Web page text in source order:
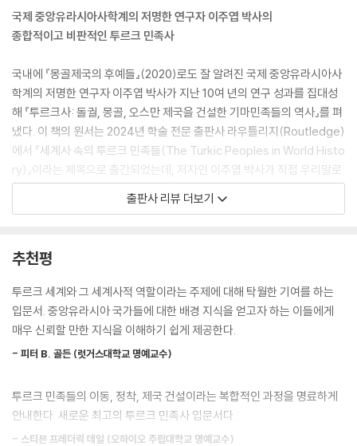
계의 최신 연구 성과를 폭넓게 활용했다. 각 분야의 전문가들이 발표한 최
근의 연구 결과를 참조했으며, 특히 유전학 분야의 최신 성과를 적극 반영
형성과 관련된 여러 난제에 실마리를 제공한다). 또한 『투르크사』는 기존
국내 문헌에서는 접하기 어려웠던 다양한 1차 사료를 소개한다. 예컨대, 하
자르 제국의 역사를 요약한 ‘요셉의 서신’, 불가르·하자르·오구즈 유목민의
관습을 기술한 이븐 파들란의 여행기, 차가타이인의 기원을 다룬 루이 곤
살레스 데 클라비호의 티무르 제국 방문기와 같은 주요 1차 사료 발췌문을
수록했는데, 일반 독자는 물론 역사 전공자에게도 유용한 자료가 될 것이
다.
--- 「한국어판 서문」 중에서
단에서 기원한 단일 민족, 단일 언어 집단이 아니었다. 이에 따라 이 책은
아닌, 오랜 기간에 걸쳐 진행된 융합과 통합의 과정으로 서술한다. 또한 투
르크 민족들을 단순히 시대적 기준이나 지리적 기준에 따라 분류하지 않고
저마다의 독자적 기원과 개별 정체성에 초점을 맞추어 범주화한다. 이러한
접근 방식을 통해 투르크 민족들의 역사를 개관하는 동시에 투르크 정체성
--- 「서론」 중에서
돌궐은 최초의 ‘투르크계’ 유목 제국을 수립한 민족이다. 이들은 철륵과 구
국제 중앙유라시아사학계의 저명한 연구자 이주엽 박사의
종합적이고 비판적인 투르크 민족사
국내에 『몽골제국의 후예들』(2020)로도 잘 알려진 국제 중앙유라시아사
학계의 저명한 연구자 이주엽 박사가 지난 10여 년의 연구 성과를 집대성
해 『투르크사: 돌궐, 몽골, 오스만 제국을 건설한 기마민족들의 역사』를 펴
냈다. 이 책의 원서는 2024년 학술 전문 출판사 라우틀리지(Routledge)
에서 『세계사 속의 투르크 민족들(The Turkic Peoples in World Histo
ry)』이라는 제목으로 출간되었는데, 저자인 이주엽 박사가 직접 우리말로
번역하면서 많은 부분을 추가·보완했다. 즉 이 책 『투르크사』는 사실상 한
국어로 쓴 개정증보판에 해당한다.
영향을 미쳤다. 그러므로 투르크 민족들의 역사에 대한 포괄적 지식 없이
는 세계사의 흐름에 대한 거시적 이해는 물론 현대 세계에 대한 통찰력도
얻기 어렵다. 이주엽 박사는 이들의 역사를 단일 민족 집단의 유구한 역사
로 다루지 않고 각기 독자적인 기원과 정체성을 가진 개별 민족의 복합적
투르크화 과정을 포함한 역사로 다룸으로써 투르크 민족들에 대한 비판적
왜 투르크 민족사를 알아야 하는가?
출판사 리뷰 더보기
추천평
투르크 세계와 그 세계사적 역할이라는 주제에 대해 탁월한 기여를 하는
입문서. 중앙유라시아 국가들에 대한 배경 지식을 얻고자 하는 이들에게
매우 신뢰할 만한 지식을 이해하기 쉽게 제공한다.
- 피터 B. 골든 (럿거스대학교 명예교수)
투르크 민족들의 이동, 정착, 제국 건설이라는 복합적인 과정을 명료하게
안내한다. 새로운 최고의 투르크 민족사 입문서다.
- 스티븐 프레더릭 데일 (오하이오 주립대학교 명예교수)